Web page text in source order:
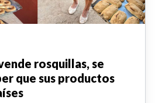
rosquillas, se
que sus productos